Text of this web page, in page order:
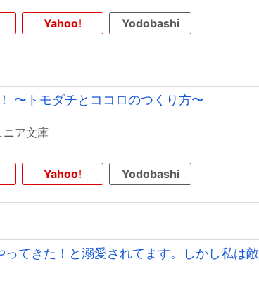
Yahoo! Yodobashi
〜トモダチとココロのつくり方〜
ニア文庫
Yahoo! Yodobashi
てきた！と溺愛されてます。しかし私は敵